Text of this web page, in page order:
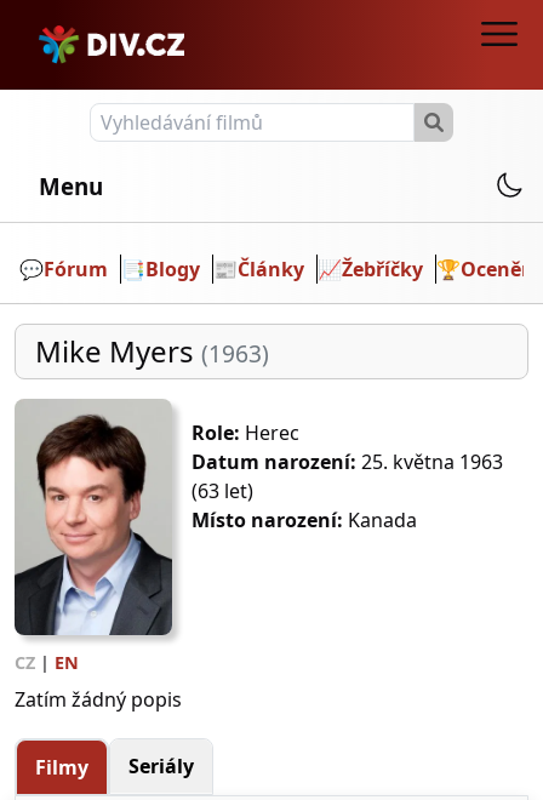
Menu
💬️Fórum 📑Blogy 📰Články 📈Žebříčky 🏆Ocenění
Mike Myers (1963)
Role: Herec
Datum narození: 25. května 1963
(63 let)
Místo narození: Kanada
CZ | EN
Zatím žádný popis
Filmy
Seriály